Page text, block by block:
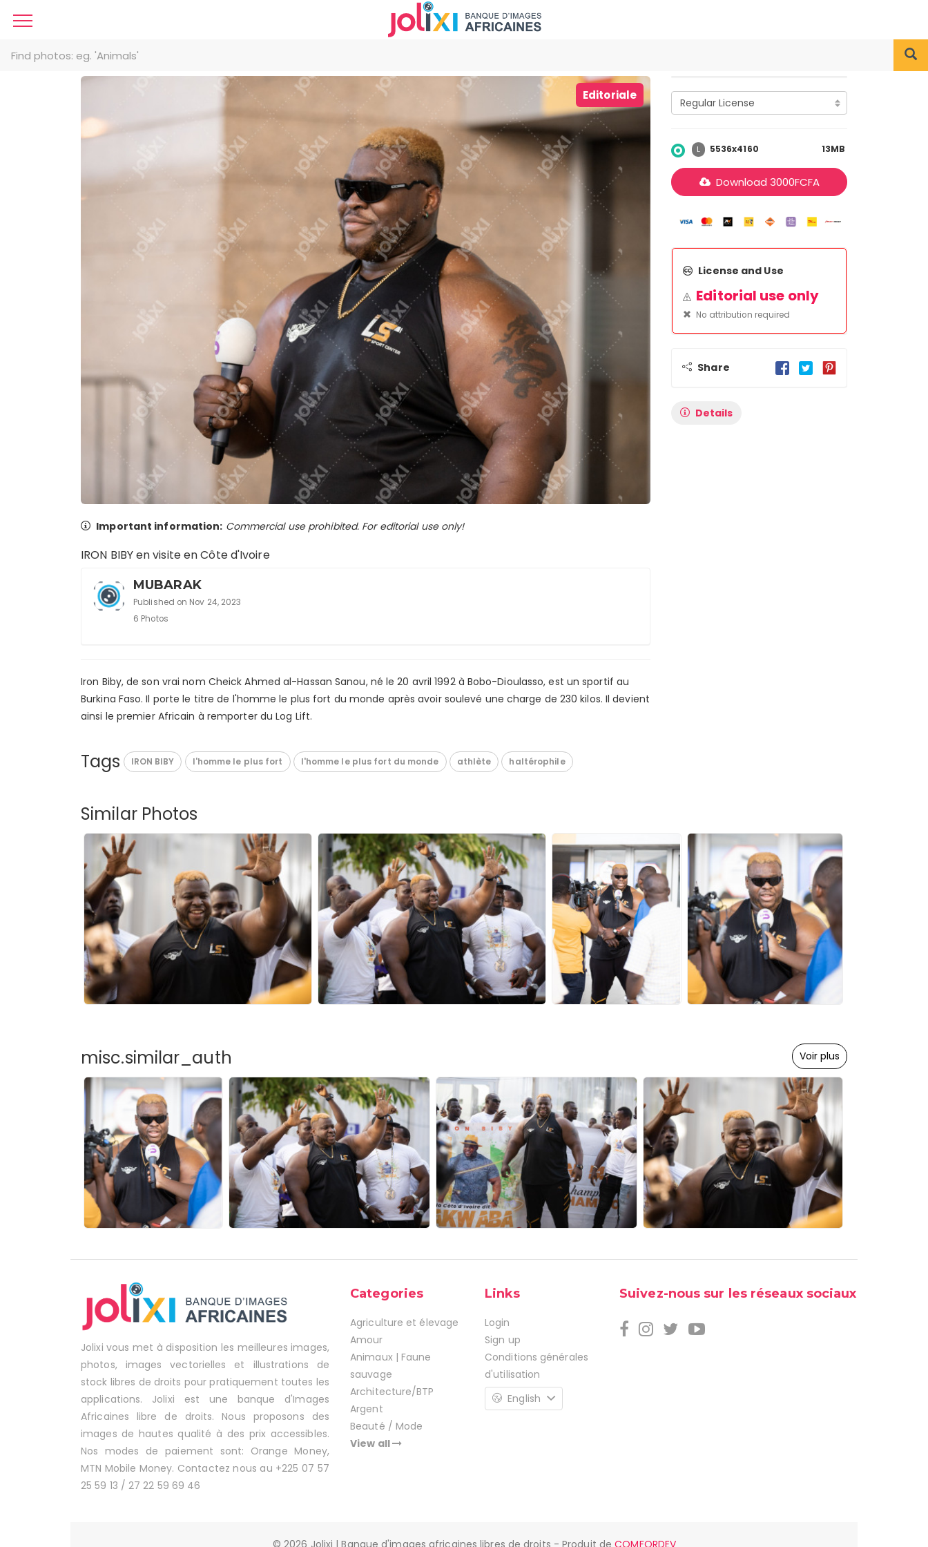
Editoriale
Important information: Commercial use prohibited. For editorial use only!
IRON BIBY en visite en Côte d'Ivoire
MUBARAK
Published on Nov 24, 2023
6 Photos
Iron Biby, de son vrai nom Cheick Ahmed al-Hassan Sanou, né le 20 avril 1992 à Bobo-Dioulasso, est un sportif au
Burkina Faso. Il porte le titre de l'homme le plus fort du monde après avoir soulevé une charge de 230 kilos. Il devient
ainsi le premier Africain à remporter du Log Lift.
Tags IRON BIBY l'homme le plus fort l'homme le plus fort du monde athlète haltérophile
L 5536x4160 13MB
Download 3000FCFA
License and Use
Editorial use only
No attribution required
Share
Details
Similar Photos
misc.similar_auth Voir plus
Jolixi vous met à disposition les meilleures images,
photos, images vectorielles et illustrations de
stock libres de droits pour pratiquement toutes les
applications. Jolixi est une banque d'Images
Africaines libre de droits. Nous proposons des
images de hautes qualité à des prix accessibles.
Nos modes de paiement sont: Orange Money,
MTN Mobile Money. Contactez nous au +225 07 57
25 59 13 / 27 22 59 69 46
Categories
Agriculture et élevage
Amour
Animaux | Faune
sauvage
Architecture/BTP
Argent
Beauté / Mode
View all
Links
Login
Sign up
Conditions générales
d'utilisation
English
Suivez-nous sur les réseaux sociaux